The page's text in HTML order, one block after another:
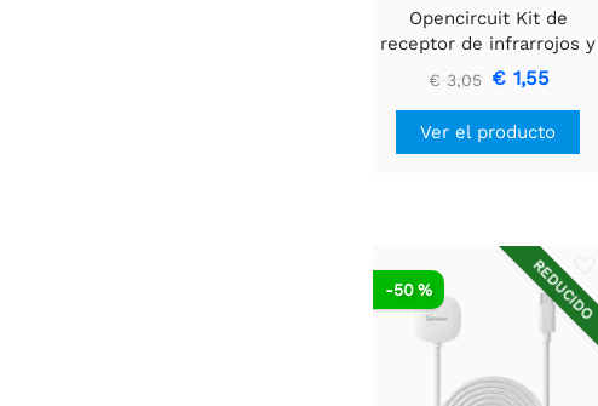
Opencircuit Kit de
receptor de infrarrojos y
mando a distancia.
€ 3,05 € 1,55
Ver el producto
REDUCIDO
-50 %